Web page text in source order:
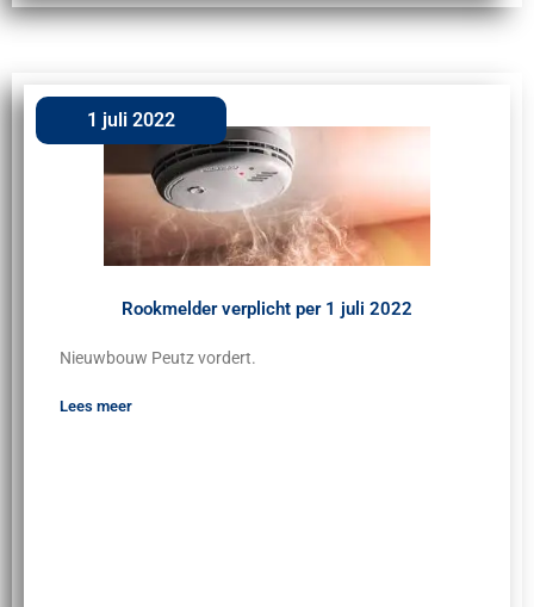
1 juli 2022
Rookmelder verplicht per 1 juli 2022
Nieuwbouw Peutz vordert.
Lees meer